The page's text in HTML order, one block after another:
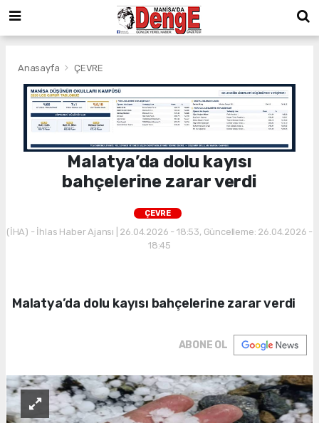
Anasayfa ÇEVRE
Malatya’da dolu kayısı
bahçelerine zarar verdi
ÇEVRE
(İHA) - İhlas Haber Ajansı | 26.04.2026 - 18:53, Güncelleme: 26.04.2026 -
18:45
Malatya’da dolu kayısı bahçelerine zarar verdi
ABONE OL